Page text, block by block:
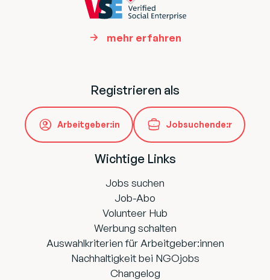
mehr erfahren
Registrieren als
Arbeitgeber:in Jobsuchende:r
Wichtige Links
Jobs suchen
Job-Abo
Volunteer Hub
Werbung schalten
Auswahlkriterien für Arbeitgeber:innen
Nachhaltigkeit bei NGOjobs
Changelog